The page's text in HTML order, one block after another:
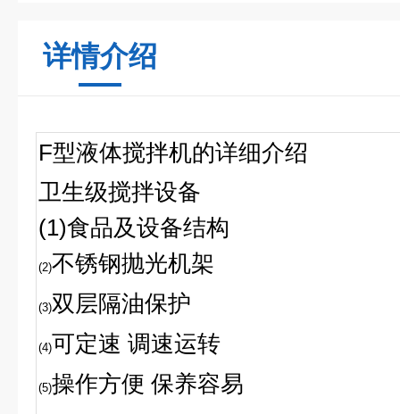
详情介绍
F型液体搅拌机的详细介绍
卫生级搅拌设备
(1)食品及设备结构
(2)不锈钢抛光机架
(3)双层隔油保护
(4)可定速 调速运转
(5)操作方便 保养容易